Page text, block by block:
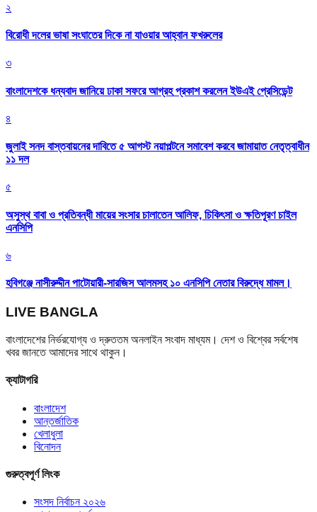
২
বিরোধী দলের ভাষা সংঘাতের দিকে না যাওয়ার আহ্বান ফখরুলের
৩
বাংলাদেশকে ধন্যবাদ জানিয়ে ঢাকা সফরে আগ্রহ প্রকাশ করলেন ইউএই প্রেসিডেন্ট
৪
জুলাই সনদ বাস্তবায়নের দাবিতে ৫ আগস্ট নয়াপল্টনে সমাবেশ করবে জামায়াত নেতৃত্বাধীন
১১ দল
৫
অসুস্থ বাবা ও প্রতিবন্ধী মায়ের সংসার চালাতেন আলিফ, চিকিৎসা ও ক্ষতিপূরণ চাইল
এনসিপি
৬
হবিগঞ্জে নাসীরুদ্দীন পাটোয়ারী-সারজিস আলমসহ ১০ এনসিপি নেতার বিরুদ্ধে মামল।
LIVE BANGLA
বাংলাদেশের নির্ভরযোগ্য ও দ্রুততম অনলাইন সংবাদ মাধ্যম। দেশ ও বিশ্বের সর্বশেষ
খবর জানতে আমাদের সাথে থাকুন।
ক্যাটাগরি
বাংলাদেশ
আন্তর্জাতিক
খেলাধুলা
বিনোদন
গুরুত্বপূর্ণ লিংক
সংসদ নির্বাচন ২০২৬